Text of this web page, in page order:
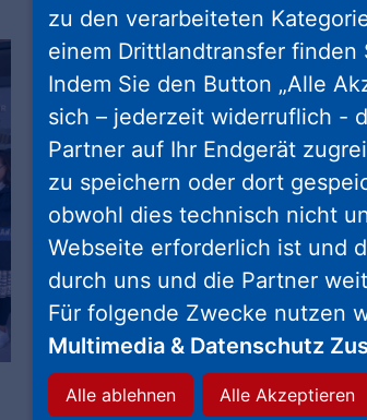
zu den verarbeiteten
einem Drittlandtransfer finden
Indem Sie den Button „Alle
sich – jederzeit widerruflich -
Partner auf Ihr Endgerät
zu speichern oder dort
obwohl dies technisch nicht
Webseite erforderlich ist und
durch uns und die Partner
Für folgende Zwecke nutzen
Multimedia & Datenschutz
Alle ablehnen Alle Akzeptieren